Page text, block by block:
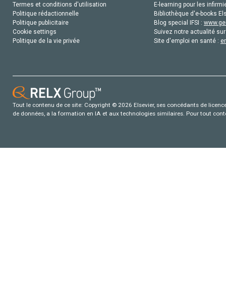
Termes et conditions d'utilisation
Politique rédactionnelle
Politique publicitaire
Cookie settings
Politique de la vie privée
E-learning pour les
Bibliothèque d'e-books
Blog special IFSI :
Suivez notre actualité
Site d'emploi en santé :
Tout le contenu de ce site: Copyright © 2026 Elsevier, ses concédants de
de données, a la formation en IA et aux technologies similaires. Pour tout